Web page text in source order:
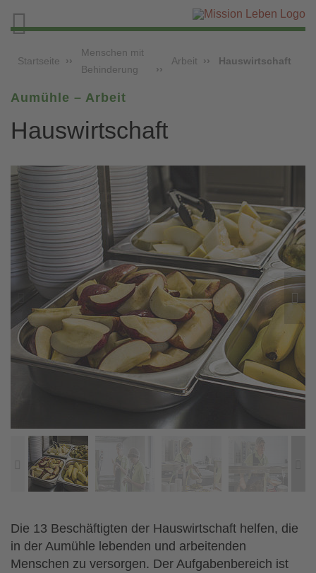

Startseite
Menschen mit
Behinderung
Arbeit Hauswirtschaft
Aumühle – Arbeit
Hauswirtschaft

Die 13 Beschäftigten der Hauswirtschaft helfen, die
in der Aumühle lebenden und arbeitenden
Menschen zu versorgen. Der Aufgabenbereich ist